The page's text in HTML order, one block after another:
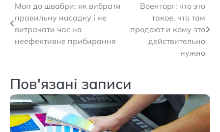
Навігація
записів
Моп до швабри: як вибрати
правильну насадку і не
витрачати час на
неефективне прибирання
Военторг: что это
такое, что там
продают и кому это
действительно
нужно
Пов'язані записи